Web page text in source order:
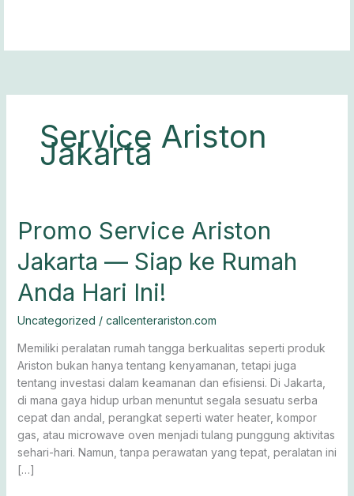
Service Ariston
Jakarta
Promo Service Ariston
Jakarta — Siap ke Rumah
Anda Hari Ini!
Uncategorized / callcenterariston.com
Memiliki peralatan rumah tangga berkualitas seperti produk
Ariston bukan hanya tentang kenyamanan, tetapi juga
tentang investasi dalam keamanan dan efisiensi. Di Jakarta,
di mana gaya hidup urban menuntut segala sesuatu serba
cepat dan andal, perangkat seperti water heater, kompor
gas, atau microwave oven menjadi tulang punggung aktivitas
sehari-hari. Namun, tanpa perawatan yang tepat, peralatan ini
[…]
Promo
Service
Ariston
—
ke
Rumah
Anda
Hari
Ini!